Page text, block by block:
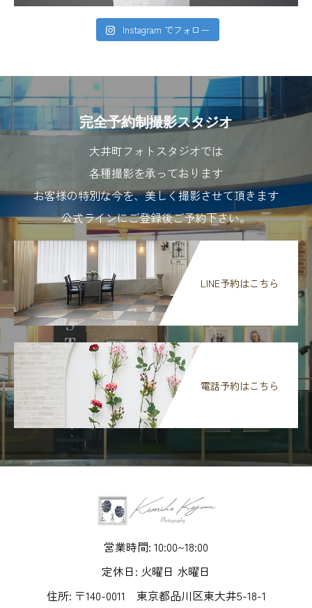
Instagram でフォロー
完全予約制撮影スタジオ
大井町フォトスタジオでは
各種撮影を承っております
お客様の特別な今を、美しく撮影させて頂きます
公式ラインにご登録後ご予約下さい。
LINE予約はこちら
電話予約はこちら
営業時間: 10:00~18:00
定休日: 火曜日 水曜日
住所: 〒140-0011 東京都品川区東大井5-18-1